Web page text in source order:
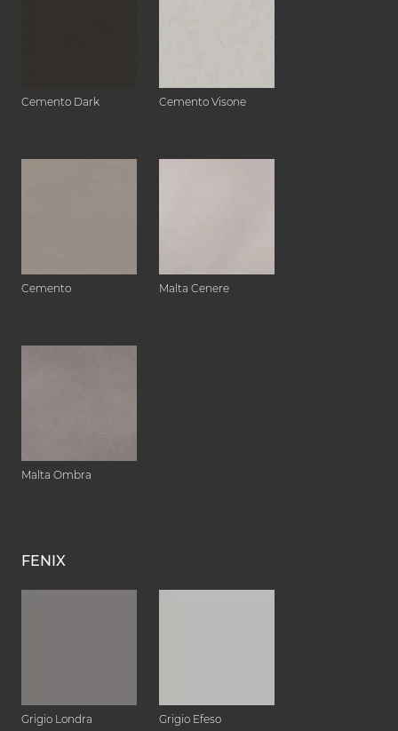
Cemento Dark Cemento Visone
Cemento Malta Cenere
Malta Ombra
FENIX
Grigio Londra Grigio Efeso